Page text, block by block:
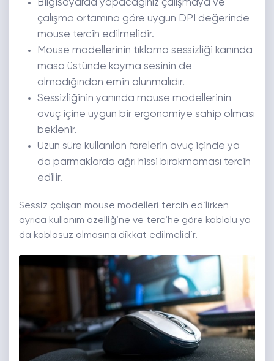
Bilgisayarda yapacağınız çalışmaya ve
çalışma ortamına göre uygun DPI değerinde
mouse tercih edilmelidir.
Mouse modellerinin tıklama sessizliği kanında
masa üstünde kayma sesinin de
olmadığından emin olunmalıdır.
Sessizliğinin yanında mouse modellerinin
avuç içine uygun bir ergonomiye sahip olması
beklenir.
Uzun süre kullanılan farelerin avuç içinde ya
da parmaklarda ağrı hissi bırakmaması tercih
edilir.
Sessiz çalışan mouse modelleri tercih edilirken
ayrıca kullanım özelliğine ve tercihe göre kablolu ya
da kablosuz olmasına dikkat edilmelidir.